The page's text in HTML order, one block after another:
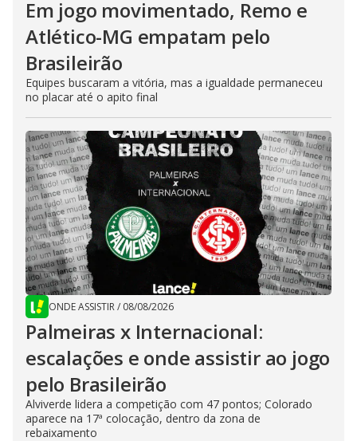
Em jogo movimentado, Remo e
Atlético-MG empatam pelo
Brasileirão
Equipes buscaram a vitória, mas a igualdade permaneceu
no placar até o apito final
ONDE ASSISTIR/ 08/08/2026
Palmeiras x Internacional:
escalações e onde assistir ao jogo
pelo Brasileirão
Alviverde lidera a competição com 47 pontos; Colorado
aparece na 17ª colocação, dentro da zona de
rebaixamento